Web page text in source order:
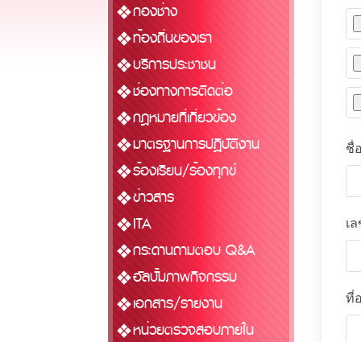
กองช่าง
ท้องถิ่นของเรา
บริการประชาชน
ช่องทางการติดต่อ
กฎหมายที่เกี่ยวข้อง
มาตรฐานการปฏิบัติงาน
ร้องเรียน/ร้องทุกข์
ข่าวสาร
ITA
กระดานถามตอบ Q&A
อัลบั้มภาพกิจกรรม
เอกสาร/รายงาน
หน่วยตรวจสอบภายใน
ชื่
เ
ที่